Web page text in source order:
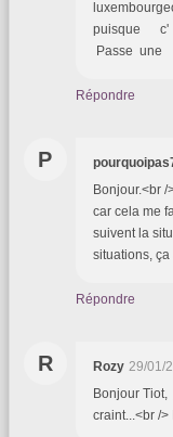
puisque c'
Passe une
Répondre
P
Bonjour.<br
car cela me
suivent la
situations,
Répondre
R Rozy 29/01/
Bonjour Tiot,
craint...<br /